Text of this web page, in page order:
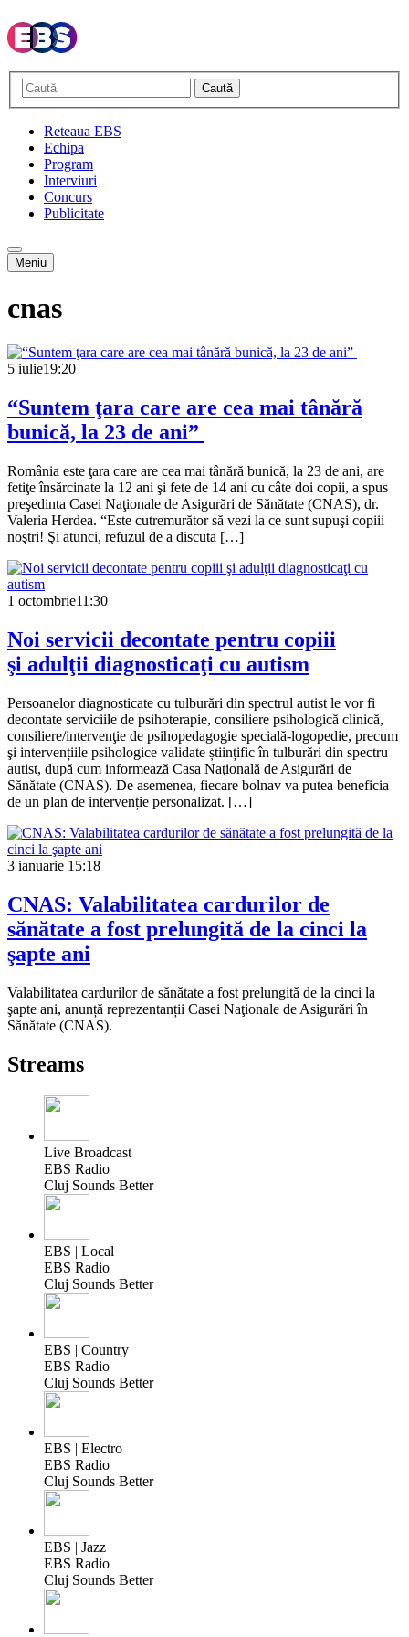
Caută
Reteaua EBS
Echipa
Program
Interviuri
Concurs
Publicitate
Meniu
cnas
5 iulie19:20
“Suntem ţara care are cea mai tânără
bunică, la 23 de ani”
România este ţara care are cea mai tânără bunică, la 23 de ani, are
fetiţe însărcinate la 12 ani şi fete de 14 ani cu câte doi copii, a spus
preşedinta Casei Naţionale de Asigurări de Sănătate (CNAS), dr.
Valeria Herdea. “Este cutremurător să vezi la ce sunt supuşi copiii
noştri! Şi atunci, refuzul de a discuta […]
1 octombrie11:30
Noi servicii decontate pentru copiii
şi adulţii diagnosticaţi cu autism
Persoanelor diagnosticate cu tulburări din spectrul autist le vor fi
decontate serviciile de psihoterapie, consiliere psihologică clinică,
consiliere/intervenţie de psihopedagogie specială-logopedie, precum
şi intervențiile psihologice validate științific în tulburări din spectru
autist, după cum informează Casa Naţională de Asigurări de
Sănătate (CNAS). De asemenea, fiecare bolnav va putea beneficia
de un plan de intervenție personalizat. […]
3 ianuarie 15:18
CNAS: Valabilitatea cardurilor de
sănătate a fost prelungită de la cinci la
şapte ani
Valabilitatea cardurilor de sănătate a fost prelungită de la cinci la
şapte ani, anunță reprezentanții Casei Naţionale de Asigurări în
Sănătate (CNAS).
Streams
Live Broadcast
EBS Radio
Cluj Sounds Better
EBS | Local
EBS Radio
Cluj Sounds Better
EBS | Country
EBS Radio
Cluj Sounds Better
EBS | Electro
EBS Radio
Cluj Sounds Better
EBS | Jazz
EBS Radio
Cluj Sounds Better